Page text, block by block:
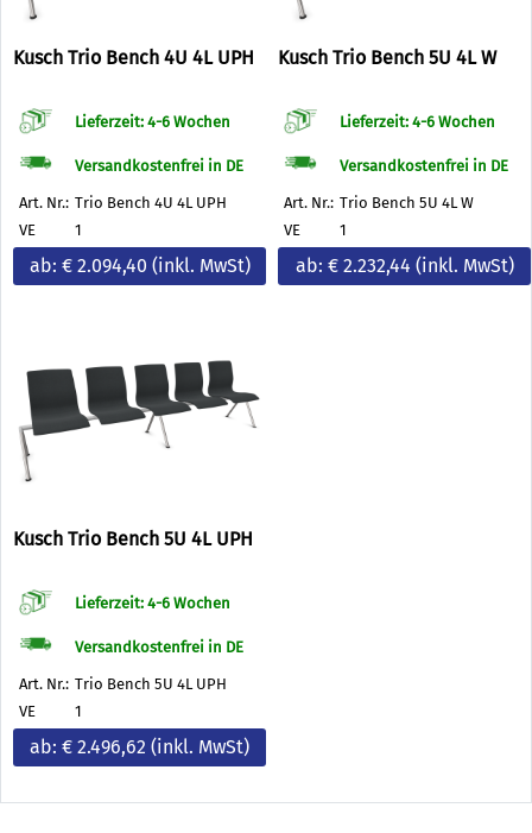
Kusch Trio Bench 4U 4L UPH
Lieferzeit: 4-6 Wochen
Versandkostenfrei in DE
Art. Nr.: Trio Bench 4U 4L UPH
VE
1
ab: € 2.094,40 (inkl. MwSt)
Kusch Trio Bench 5U 4L W
Lieferzeit: 4-6 Wochen
Versandkostenfrei in DE
Art. Nr.: Trio Bench 5U 4L W
VE
1
ab: € 2.232,44 (inkl. MwSt)
Kusch Trio Bench 5U 4L UPH
Lieferzeit: 4-6 Wochen
Versandkostenfrei in DE
Art. Nr.: Trio Bench 5U 4L UPH
VE
1
ab: € 2.496,62 (inkl. MwSt)